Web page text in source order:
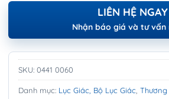
LIÊN HỆ NGAY
Nhận báo giá và tư vấn
SKU: 0441 0060
Danh mục: Lục Giác, Bộ Lục Giác,